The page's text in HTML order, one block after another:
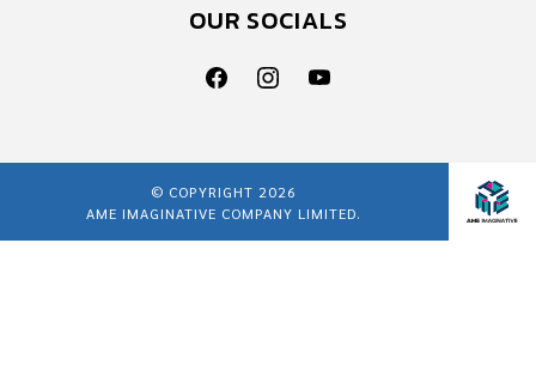
OUR SOCIALS
© COPYRIGHT 2026
AME IMAGINATIVE COMPANY LIMITED.